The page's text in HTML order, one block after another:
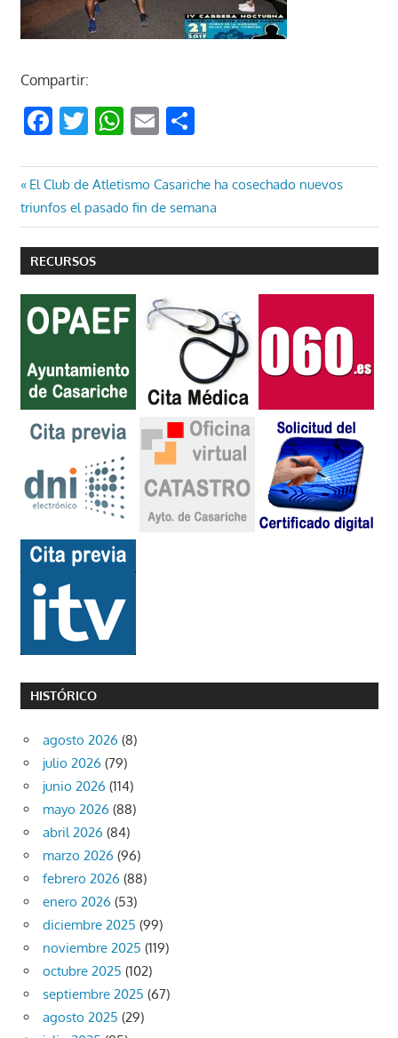
Compartir:
Facebook
Twitter
WhatsApp
EmailCompartir
Navegación
de
entradas
Entrada
anterior:
El Club de Atletismo Casariche ha cosechado nuevos
triunfos el pasado fin de semana
RECURSOS
HISTÓRICO
agosto 2026 (8)
julio 2026 (79)
junio 2026 (114)
mayo 2026 (88)
abril 2026 (84)
marzo 2026 (96)
febrero 2026 (88)
enero 2026 (53)
diciembre 2025 (99)
noviembre 2025 (119)
octubre 2025 (102)
septiembre 2025 (67)
agosto 2025 (29)